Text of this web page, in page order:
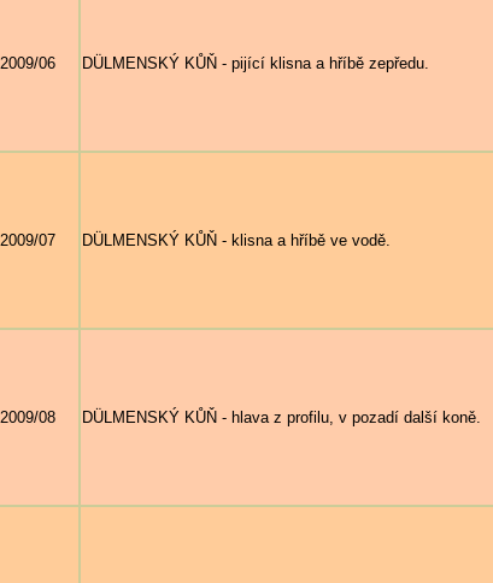
2009/06 DÜLMENSKÝ KŮŇ - pijící klisna a hříbě zepředu.
2009/07 DÜLMENSKÝ KŮŇ - klisna a hříbě ve vodě.
2009/08 DÜLMENSKÝ KŮŇ - hlava z profilu, v pozadí další koně.